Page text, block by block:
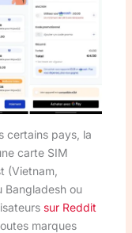
certains pays, la
carte SIM
(Vietnam,
Bangladesh ou
sur Reddit
marques